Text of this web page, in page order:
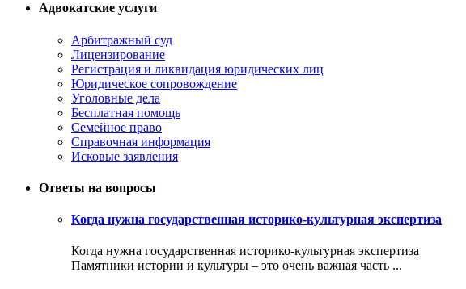
Адвокатские услуги
Арбитражный суд
Лицензирование
Регистрация и ликвидация юридических лиц
Юридическое сопровождение
Уголовные дела
Бесплатная помощь
Семейное право
Справочная информация
Исковые заявления
Ответы на вопросы
Когда нужна государственная историко-культурная экспертиза
Когда нужна государственная историко-культурная экспертиза
Памятники истории и культуры – это очень важная часть ...